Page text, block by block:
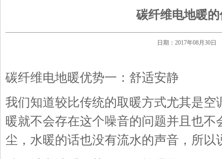
碳纤维电地暖
日期：2017年08月
碳纤维电地暖优势一：舒适安静
我们知道较比传统的取暖方式尤其是
暖就不会存在这个噪音的问题并且也
尘，水暖的话也没有流水的声音，所以